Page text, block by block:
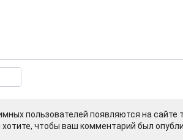
пользователей появляются на сайте
чтобы ваш комментарий был